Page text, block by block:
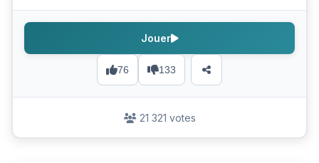
76 133
Jouer
21 321 votes